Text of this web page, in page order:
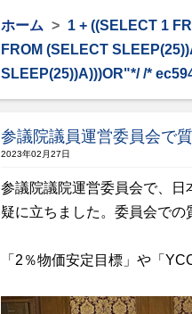
ホーム > 1 + ((SELECT 1
FROM (SELECT
SLEEP(25))A)))OR"*/ /*
参議院議員運営委員会で
2023年02月27日
参議院議院運営委員会で、
疑に立ちました。委員会での
「2％物価安定目標」や「